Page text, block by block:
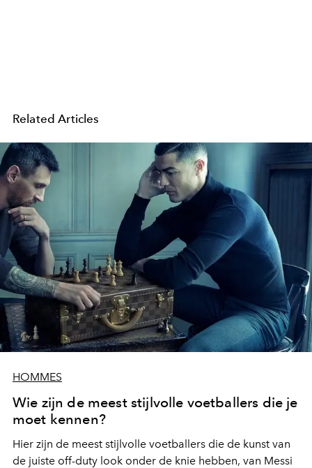
Related Articles
HOMMES
Wie zijn de meest stijlvolle voetballers die je
moet kennen?
Hier zijn de meest stijlvolle voetballers die de kunst van
de juiste off-duty look onder de knie hebben, van Messi